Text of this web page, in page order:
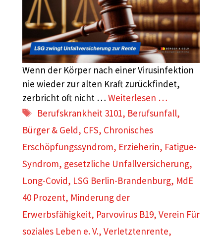
Wenn der Körper nach einer Virusinfektion
nie wieder zur alten Kraft zurückfindet,
zerbricht oft nicht … Weiterlesen …
Schlagwörter
Berufskrankheit 3101, Berufsunfall,
Bürger & Geld, CFS, Chronisches
Erschöpfungssyndrom, Erzieherin, Fatigue-
Syndrom, gesetzliche Unfallversicherung,
Long-Covid, LSG Berlin-Brandenburg, MdE
40 Prozent, Minderung der
Erwerbsfähigkeit, Parvovirus B19, Verein Für
soziales Leben e. V., Verletztenrente,